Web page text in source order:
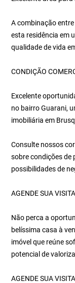
A combinação
esta residência em
qualidade de vida
CONDIÇÃO
Excelente
no bairro Guarani,
imobiliária em
Consulte nossos
sobre condições
possibilidades de
AGENDE SUA
Não perca a
belíssima casa à
imóvel que reúne
potencial de
AGENDE SUA